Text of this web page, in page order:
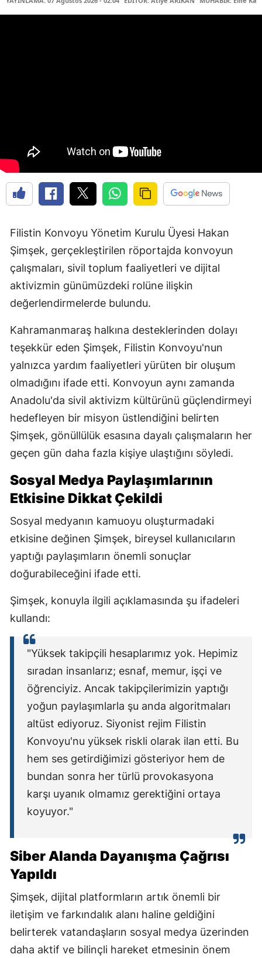
Filistin Konvoyu Yönetim Kurulu Üyesi Hakan
Şimşek, gerçekleştirilen röportajda konvoyun
çalışmaları, sivil toplum faaliyetleri ve dijital
aktivizmin günümüzdeki rolüne ilişkin
değerlendirmelerde bulundu.
Kahramanmaraş halkına desteklerinden dolayı
teşekkür eden Şimşek, Filistin Konvoyu'nun
yalnızca yardım faaliyetleri yürüten bir oluşum
olmadığını ifade etti. Konvoyun aynı zamanda
Anadolu'da sivil aktivizm kültürünü güçlendirmeyi
hedefleyen bir misyon üstlendiğini belirten
Şimşek, gönüllülük esasına dayalı çalışmaların her
geçen gün daha fazla kişiye ulaştığını söyledi.
Sosyal Medya Paylaşımlarının
Etkisine Dikkat Çekildi
Sosyal medyanın kamuoyu oluşturmadaki
etkisine değinen Şimşek, bireysel kullanıcıların
yaptığı paylaşımların önemli sonuçlar
doğurabileceğini ifade etti.
Şimşek, konuyla ilgili açıklamasında şu ifadeleri
kullandı:
"Yüksek takipçili hesaplarımız yok. Hepimiz
sıradan insanlarız; esnaf, memur, işçi ve
öğrenciyiz. Ancak takipçilerimizin yaptığı
yoğun paylaşımlarla şu anda algoritmaları
altüst ediyoruz. Siyonist rejim Filistin
Konvoyu'nu yüksek riskli olarak ilan etti. Bu
hem ses getirdiğimizi gösteriyor hem de
bundan sonra her türlü provokasyona
karşı uyanık olmamız gerektiğini ortaya
koyuyor."
Siber Alanda Dayanışma Çağrısı
Yapıldı
Şimşek, dijital platformların artık önemli bir
iletişim ve farkındalık alanı haline geldiğini
belirterek vatandaşların sosyal medya üzerinden
daha aktif ve bilinçli hareket etmesinin önem